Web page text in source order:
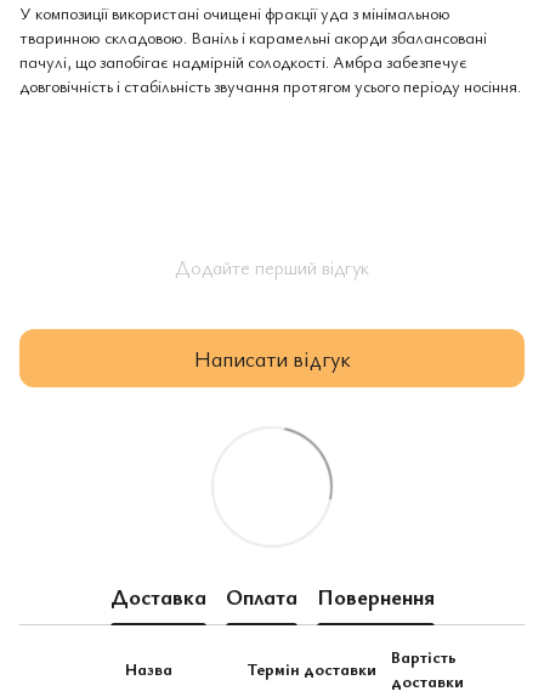
У композиції використані очищені фракції уда з мінімальною
тваринною складовою. Ваніль і карамельні акорди збалансовані
пачулі, що запобігає надмірній солодкості. Амбра забезпечує
довговічність і стабільність звучання протягом усього періоду носіння.
Додайте перший відгук
Написати відгук
Доставка Оплата Повернення
Назва Термін доставки
Вартість
доставки